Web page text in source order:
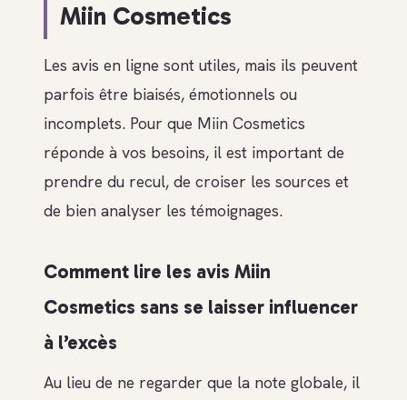
Miin Cosmetics
Les avis en ligne sont utiles, mais ils peuvent
parfois être biaisés, émotionnels ou
incomplets. Pour que Miin Cosmetics
réponde à vos besoins, il est important de
prendre du recul, de croiser les sources et
de bien analyser les témoignages.
Comment lire les avis Miin
Cosmetics sans se laisser influencer
à l’excès
Au lieu de ne regarder que la note globale, il